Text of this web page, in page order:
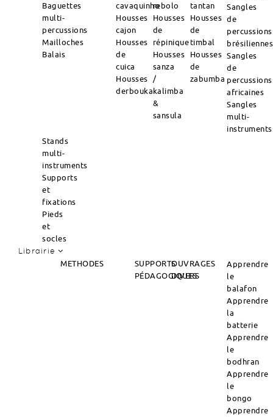
Baguettes
multi-
percussions
Mailloches
Balais
cavaquinho
Housses
cajon
Housses
de
cuica
Housses
derbouka
rebolo
Housses
de
répinique
Housses
sanza
/
kalimba
&
sansula
tantan
Housses
de
timbal
Housses
de
zabumba
Sangles
de
percussions
brésiliennes
Sangles
de
percussions
africaines
Sangles
multi-
instruments
Stands
multi-
instruments
Supports
et
fixations
Pieds
et
socles
Librairie
METHODES
SUPPORTS
PÉDAGOGIQUES
OUVRAGES
DIVERS
Apprendre
le
balafon
Apprendre
la
batterie
Apprendre
le
bodhran
Apprendre
le
bongo
Apprendre